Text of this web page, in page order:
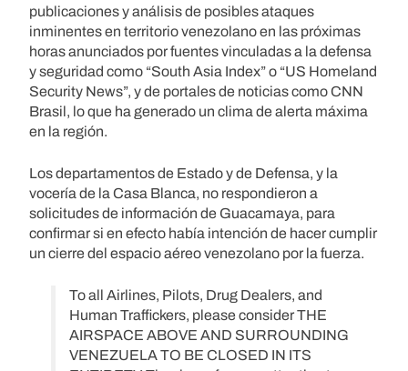
publicaciones y análisis de posibles ataques
inminentes en territorio venezolano en las próximas
horas anunciados por fuentes vinculadas a la defensa
y seguridad como “South Asia Index” o “US Homeland
Security News”, y de portales de noticias como CNN
Brasil, lo que ha generado un clima de alerta máxima
en la región.
Los departamentos de Estado y de Defensa, y la
vocería de la Casa Blanca, no respondieron a
solicitudes de información de Guacamaya, para
confirmar si en efecto había intención de hacer cumplir
un cierre del espacio aéreo venezolano por la fuerza.
To all Airlines, Pilots, Drug Dealers, and
Human Traffickers, please consider THE
AIRSPACE ABOVE AND SURROUNDING
VENEZUELA TO BE CLOSED IN ITS